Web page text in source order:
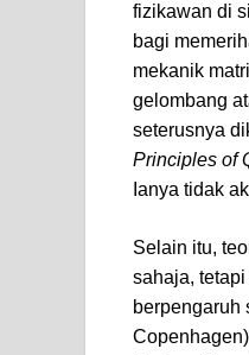
fizikawan di
bagi
mekanik
gelombang
seterusnya
Principles of
Ianya tidak
Selain itu,
sahaja,
berpengaruh